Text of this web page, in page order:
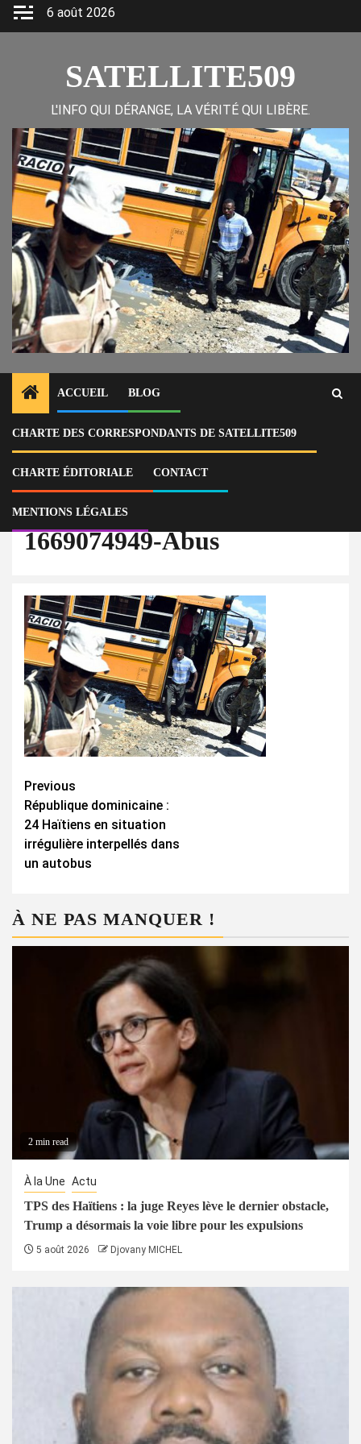
Skip
6 août 2026
SATELLITE509
L'INFO QUI DÉRANGE, LA VÉRITÉ QUI LIBÈRE.
ACCUEIL BLOG
CHARTE DES CORRESPONDANTS DE SATELLITE509
CHARTE ÉDITORIALE CONTACT
MENTIONS LÉGALES
Home
Actu
République dominicaine : 24 Haïtiens en situation irrégulière interpellés
dans un autobus
1669074949-Abus
Continue
Reading
Previous
République dominicaine :
24 Haïtiens en situation
irrégulière interpellés dans
un autobus
À NE PAS MANQUER !
2 min read
À la Une Actu
TPS des Haïtiens : la juge Reyes lève le dernier obstacle,
Trump a désormais la voie libre pour les expulsions
5 août 2026 Djovany MICHEL